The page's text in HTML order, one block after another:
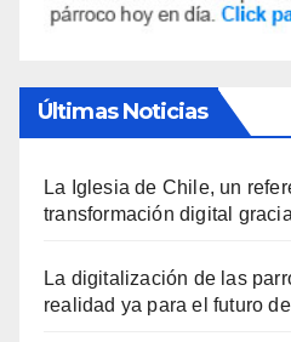
Últimas Noticias
La Iglesia de Chile, un
transformación digital
La digitalización de las
realidad ya para el futuro